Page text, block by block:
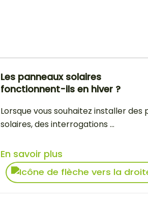
Les panneaux solaires
fonctionnent-ils en hiver ?
Lorsque vous souhaitez installer des
solaires, des interrogations ...
En savoir plus